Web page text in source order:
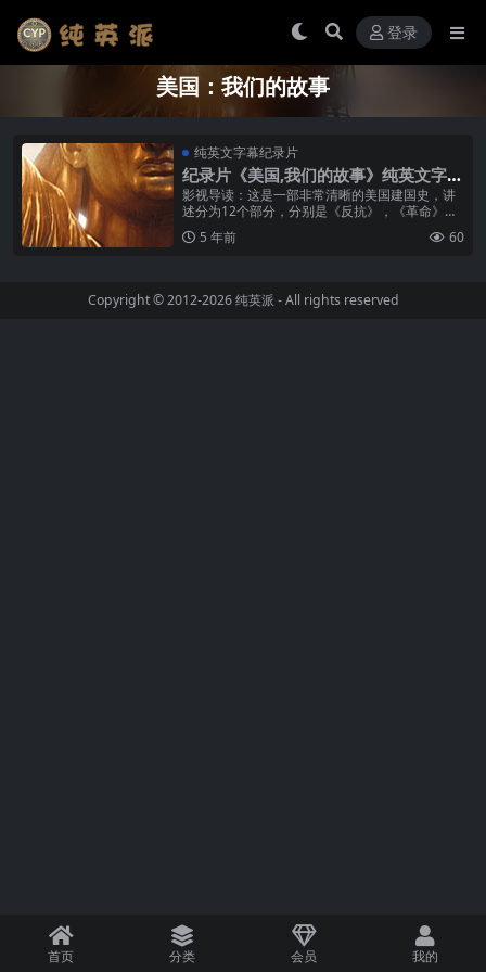
登录
美国：我们的故事
纯英文字幕纪录片
纪录片《美国,我们的故事》纯英文字幕
MP4下载
影视导读：这是一部非常清晰的美国建国史，讲
述分为12个部分，分别是《反抗》，《革命》，
《西进》，《分裂》，《内战》，《腹地》，
《城市》、《繁荣》、《萧条》、《二...
5 年前 60
Copyright © 2012-2026纯英派 - All rights reserved
首页 分类 会员 我的